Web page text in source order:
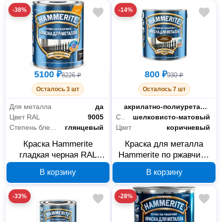
-38%
5100 ₽8226 ₽
Осталось 3 шт
Для металла
да
Цвет RAL
9005
глянцевый
Краска Hammerite
гладкая черная RAL
В корзину
-14%
800 ₽930 ₽
Осталось 7 шт
Тип
акрилатно-полиуретановая
Степень блеска
шелковисто-матовый
Цвет
коричневый
Краска для металла
Hammerite по ржавчине
5587214
В корзину
-33% -28%